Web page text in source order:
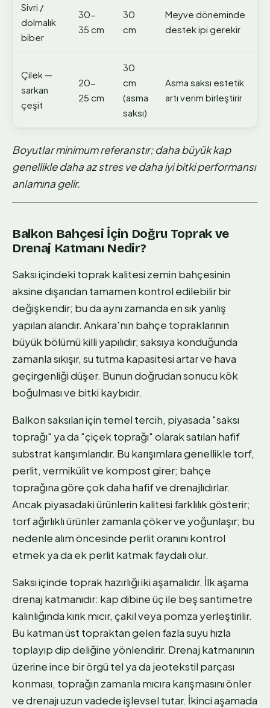
Sivri /
dolmalık
biber
30-
35 cm
30
cm
Meyve döneminde
destek ipi gerekir
Çilek —
sarkan
çeşit
20-
25 cm
30
cm
(asma
saksı)
Asma saksı estetik
artı verim birleştirir
Boyutlar minimum referanstır; daha büyük kap
genellikle daha az stres ve daha iyi bitki performansı
anlamına gelir.
Balkon Bahçesi İçin Doğru Toprak ve
Drenaj Katmanı Nedir?
Saksı içindeki toprak kalitesi zemin bahçesinin
aksine dışarıdan tamamen kontrol edilebilir bir
değişkendir; bu da aynı zamanda en sık yanlış
yapılan alandır. Ankara'nın bahçe topraklarının
büyük bölümü killi yapılıdır; saksıya konduğunda
zamanla sıkışır, su tutma kapasitesi artar ve hava
geçirgenliği düşer. Bunun doğrudan sonucu kök
boğulması ve bitki kaybıdır.
Balkon saksıları için temel tercih, piyasada "saksı
toprağı" ya da "çiçek toprağı" olarak satılan hafif
substrat karışımlarıdır. Bu karışımlara genellikle torf,
perlit, vermikülit ve kompost girer; bahçe
toprağına göre çok daha hafif ve drenajlıdırlar.
Ancak piyasadaki ürünlerin kalitesi farklılık gösterir;
torf ağırlıklı ürünler zamanla çöker ve yoğunlaşır; bu
nedenle alım öncesinde perlit oranını kontrol
etmek ya da ek perlit katmak faydalı olur.
Saksı içinde toprak hazırlığı iki aşamalıdır. İlk aşama
drenaj katmanıdır: kap dibine üç ile beş santimetre
kalınlığında kırık mıcır, çakıl veya pomza yerleştirilir.
Bu katman üst topraktan gelen fazla suyu hızla
toplayıp dip deliğine yönlendirir. Drenaj katmanının
üzerine ince bir örgü tel ya da jeotekstil parçası
konması, toprağın zamanla mıcıra karışmasını önler
ve drenajı uzun vadede işlevsel tutar. İkinci aşamada